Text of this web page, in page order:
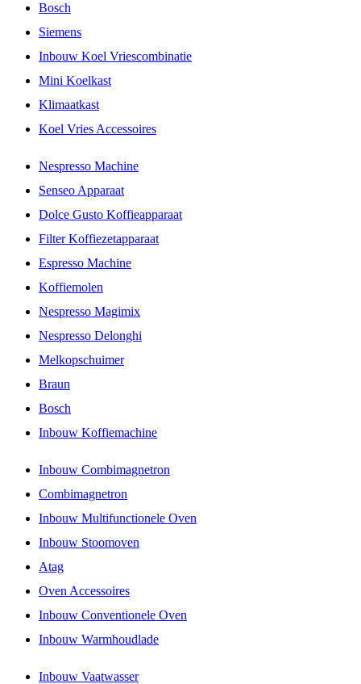
Bosch
Siemens
Inbouw Koel Vriescombinatie
Mini Koelkast
Klimaatkast
Koel Vries Accessoires
Nespresso Machine
Senseo Apparaat
Dolce Gusto Koffieapparaat
Filter Koffiezetapparaat
Espresso Machine
Koffiemolen
Nespresso Magimix
Nespresso Delonghi
Melkopschuimer
Braun
Bosch
Inbouw Koffiemachine
Inbouw Combimagnetron
Combimagnetron
Inbouw Multifunctionele Oven
Inbouw Stoomoven
Atag
Oven Accessoires
Inbouw Conventionele Oven
Inbouw Warmhoudlade
Inbouw Vaatwasser